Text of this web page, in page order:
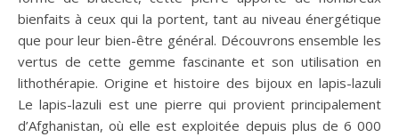
bienfaits à ceux qui la portent, tant au niveau énergétique
que pour leur bien-être général. Découvrons ensemble les
vertus de cette gemme fascinante et son utilisation en
lithothérapie. Origine et histoire des bijoux en lapis-lazuli
Le lapis-lazuli est une pierre qui provient principalement
d’Afghanistan, où elle est exploitée depuis plus de 6 000